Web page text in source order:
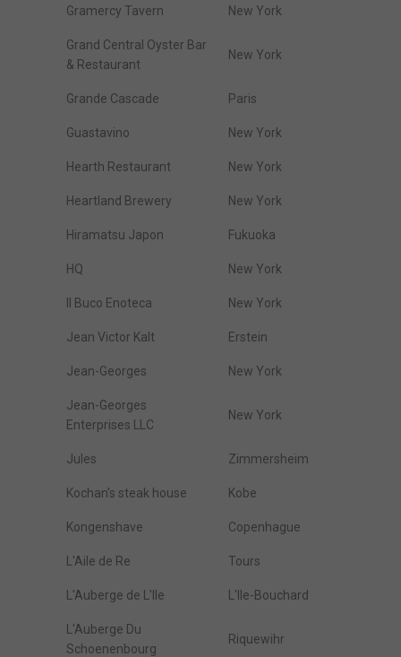
Gramercy Tavern New York
Grand Central Oyster Bar
& Restaurant
New York
Grande Cascade Paris
Guastavino New York
Hearth Restaurant New York
Heartland Brewery New York
Hiramatsu Japon Fukuoka
HQ New York
Il Buco Enoteca New York
Jean Victor Kalt Erstein
Jean-Georges New York
Jean-Georges
Enterprises LLC
New York
Jules Zimmersheim
Kochan's steak house Kobe
Kongenshave Copenhague
L'Aile de Re Tours
L'Auberge de L'Ile L'Ile-Bouchard
L'Auberge Du
Schoenenbourg
Riquewihr